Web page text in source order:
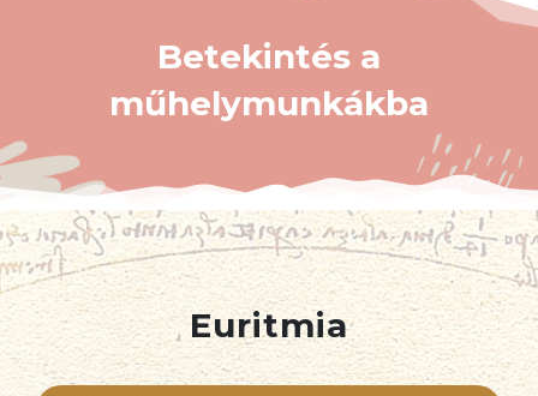
Betekintés a
műhelymunkákba
Euritmia